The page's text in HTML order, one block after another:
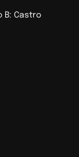
B: Castro